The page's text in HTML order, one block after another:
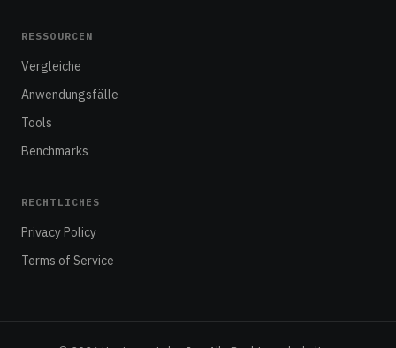
RESSOURCEN
Vergleiche
Anwendungsfälle
Tools
Benchmarks
RECHTLICHES
Privacy Policy
Terms of Service